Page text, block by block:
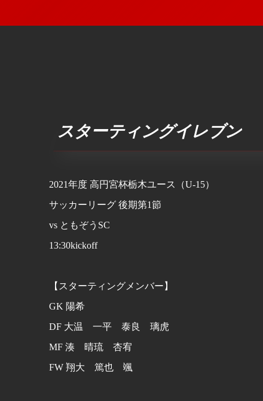
スターティングイレブン
2021年度 高円宮杯栃木ユース（U-15）
サッカーリーグ 後期第1節
vs ともぞうSC
13:30kickoff
【スターティングメンバー】
GK 陽希
DF 大温 一平 泰良 璃虎
MF 湊 晴琉 杏宥
FW 翔大 篤也 颯